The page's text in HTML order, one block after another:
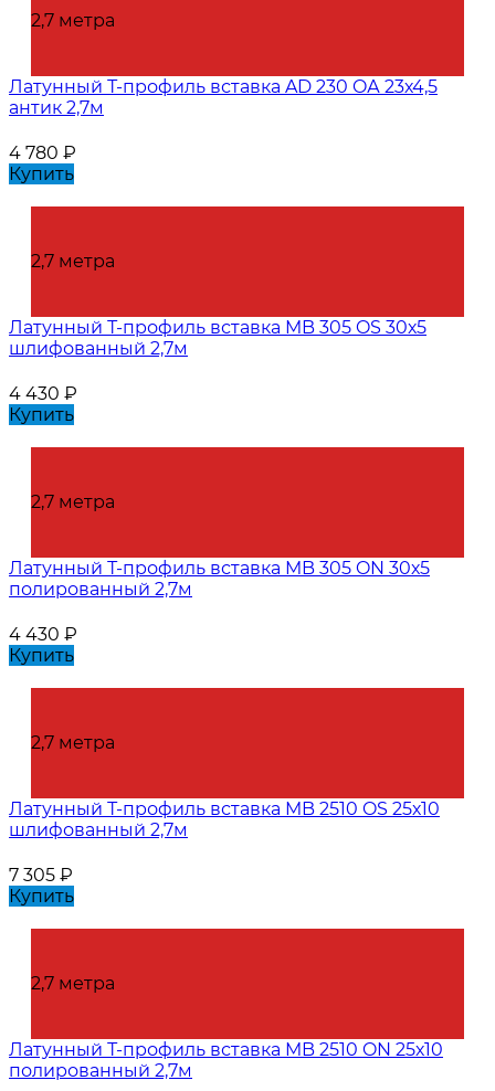
2,7 метра
Латунный Т-профиль вставка AD 230 OА 23х4,5
антик 2,7м
4 780 ₽
Купить
2,7 метра
Латунный Т-профиль вставка MB 305 OS 30х5
шлифованный 2,7м
4 430 ₽
Купить
2,7 метра
Латунный Т-профиль вставка MB 305 ON 30х5
полированный 2,7м
4 430 ₽
Купить
2,7 метра
Латунный Т-профиль вставка MB 2510 OS 25х10
шлифованный 2,7м
7 305 ₽
Купить
2,7 метра
Латунный Т-профиль вставка MB 2510 ON 25х10
полированный 2,7м